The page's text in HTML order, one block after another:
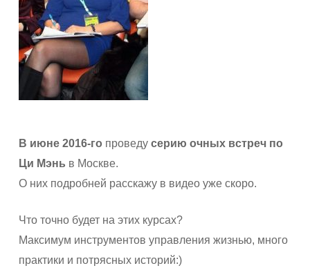
В июне 2016-го проведусерию очных встреч по
Ци Мэнь в Москве.
О них подробней расскажу в видео уже скоро.
Что точно будет на этих курсах?
Максимум инструментов управления жизнью, много
практики и потрясных историй:)